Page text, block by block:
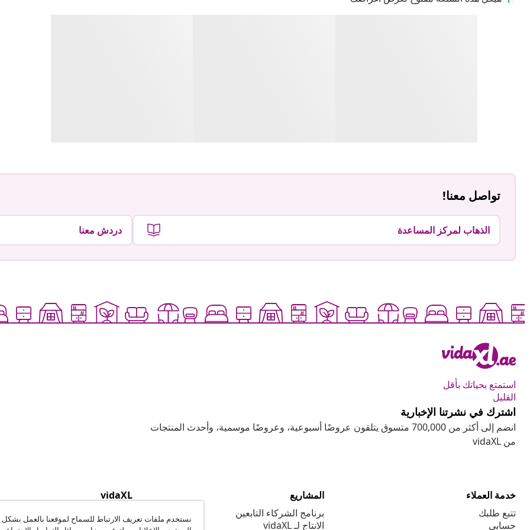
تواصل معنا!
الذهاب لمركز المساعدة دردش معنا
استمتع بحياتك بأقل
القليل
اشترك في نشرتنا الإخبارية
انضم إلى أكثر من 700,000 متسوق يتلقون عروضًا أسبوعية، وعروضًا موسمية، وأحدث المنتجات
من vidaXL
خدمة العملاء
تتبع طلبك
حسابي
المشاريع
برنامج الشركاء التابعين
الانتاج لـ vidaXL
vidaXL
نبذة عن vidaXL
الشّروط والأحكام للبائعين على vidaXL
نستخدم ملفات تعريف الارتباط للسماح لموقعنا بالعمل